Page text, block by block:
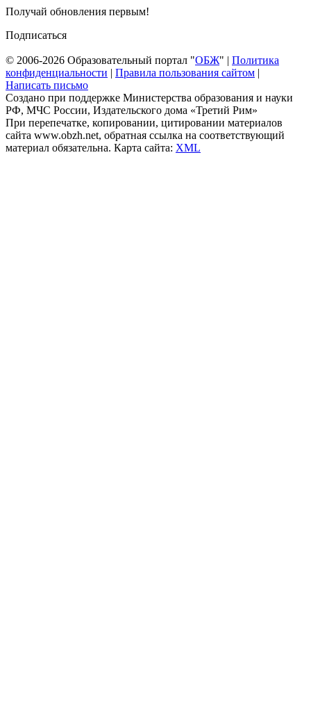
Получай обновления первым!
Подписаться
© 2006-2026 Образовательный портал "ОБЖ" | Политика
конфиденциальности | Правила пользования сайтом |
Написать письмо
Создано при поддержке Министерства образования и науки
РФ, МЧС России, Издательского дома «Третий Рим»
При перепечатке, копировании, цитировании материалов
сайта www.obzh.net, обратная ссылка на соответствующий
материал обязательна. Карта сайта: XML